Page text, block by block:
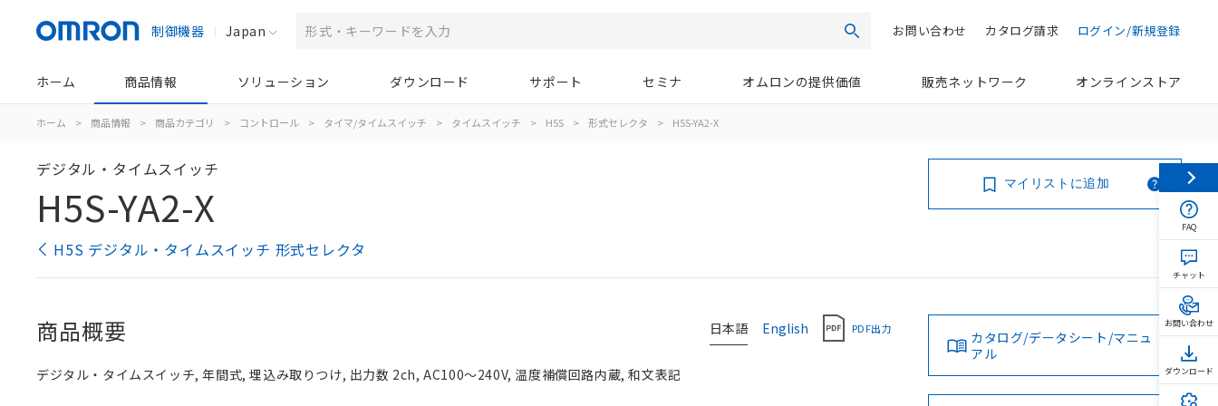
制御機器 Japan 検索 ログイン/新規登録
カタログ請求
お問い合わせ
ホーム 商品情報 ソリューション ダウンロード サポート セミナ オムロンの提供価値 販売ネットワーク オンラインストア
ホーム > 商品情報 > 商品カテゴリ > コントロール > タイマ/タイムスイッチ > タイムスイッチ > H5S > 形式セレクタ > H5S-YA2-X
デジタル・タイムスイッチ
H5S-YA2-X
H5S デジタル・タイムスイッチ 形式セレクタ
マイリストに追加
日本語 English PDF出力
商品概要
デジタル・タイムスイッチ, 年間式, 埋込み取りつけ, 出力数 2ch, AC100～240V, 温度補償回路内蔵, 和文表記
カタログ/データシート/マニュ
アル
FAQ
チャット
お問い合わせ
ダウンロード